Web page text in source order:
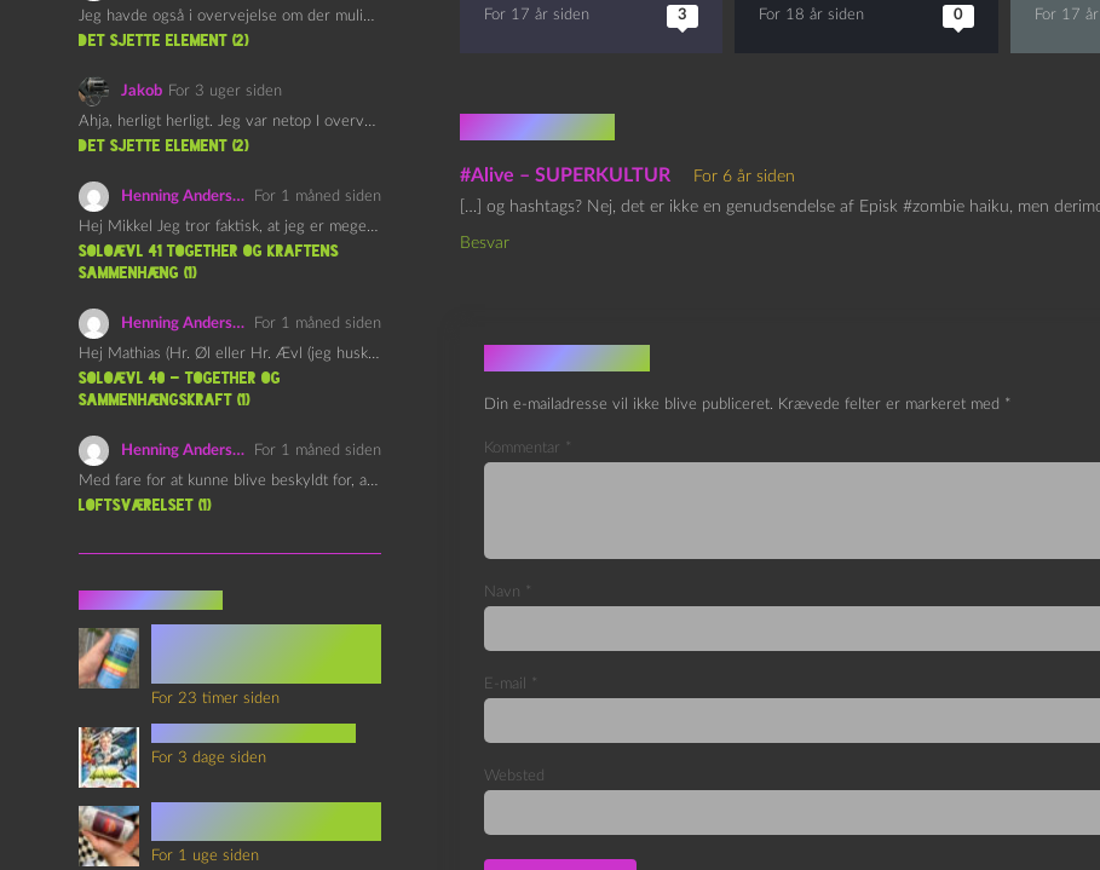
For 17 år siden 3 For 18 år siden 0 For 17
1 kommentar
#Alive – SUPERKULTUR
For 6 år siden
[…] og hashtags? Nej, det er ikke en genudsendelse af Episk #zombie haiku, men
Besvar
Skriv et svar
Din e-mailadresse vil ikke blive publiceret. Krævede felter er markeret med *
Kommentar *
Navn *
E-mail *
Websted
Jeg havde også i overvejelse om der muligvis kunne være…
det sjette element (2)
Jakob For 3 uger siden
Ahja, herligt herligt. Jeg var netop I overvejelser om at…
det sjette element (2)
Henning Andersen
For 1 måned siden
Hej Mikkel Jeg tror faktisk, at jeg er meget enig…
Soloævl 41 Together og Kraftens
Sammenhæng (1)
Henning Andersen
For 1 måned siden
Hej Mathias (Hr. Øl eller Hr. Ævl (jeg husker ikke…
Soloævl 40 – Together og
sammenhængskraft (1)
Henning Andersen
For 1 måned siden
Med fare for at kunne blive beskyldt for, at være…
Loftsværelset (1)
For 23 timer siden
For 3 dage siden
For 1 uge siden